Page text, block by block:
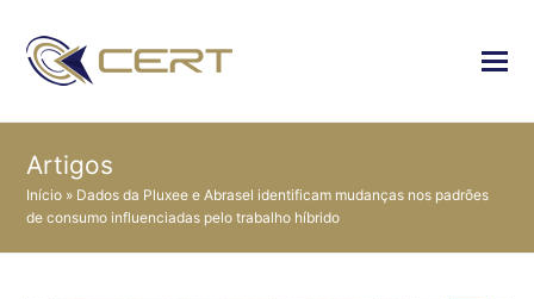
Artigos
Início » Dados da Pluxee e Abrasel identificam mudanças nos padrões
de consumo influenciadas pelo trabalho híbrido